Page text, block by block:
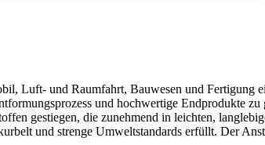
Luft- und Raumfahrt, Bauwesen und Fertigung
und hochwertige Endprodukte
gestiegen, die zunehmend in leichten,
und strenge Umweltstandards erfüllt. Der